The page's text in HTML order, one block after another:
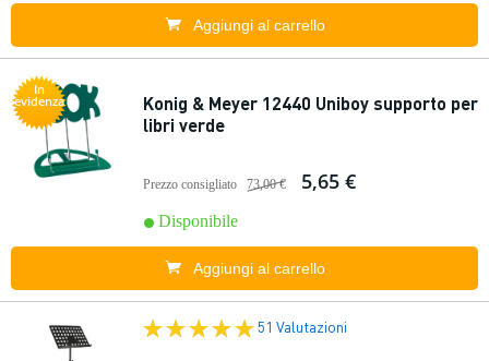
Aggiungi al carrello
In
evidenza
Konig & Meyer 12440 Uniboy supporto per
libri verde
Prezzo consigliato 73,00 € 5,65 €
Disponibile
Aggiungi al carrello
51 Valutazioni